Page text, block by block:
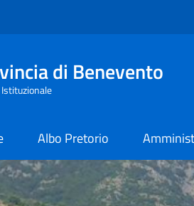
di Benevento
Albo Pretorio